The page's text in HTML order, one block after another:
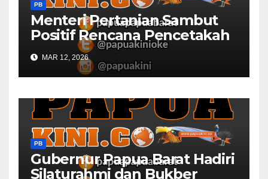
PB
Menteri Pertanian Sambut
Positif Rencana Pencetakah
Sawah dan Ladang di Papua
Barat
MAR 12, 2026
PB
Gubernur Papua Barat Hadiri
Silaturahmi dan Bukber